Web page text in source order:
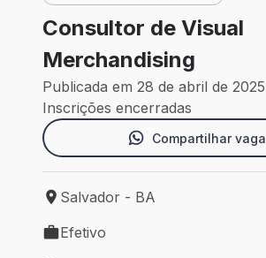
Consultor de Visual
Merchandising
Publicada em 28 de abril de 2025
Inscrições encerradas
Compartilhar vaga
Local de trabalho: Salvador - BA
Salvador - BA
Tipo de vaga: Efetivo
Efetivo